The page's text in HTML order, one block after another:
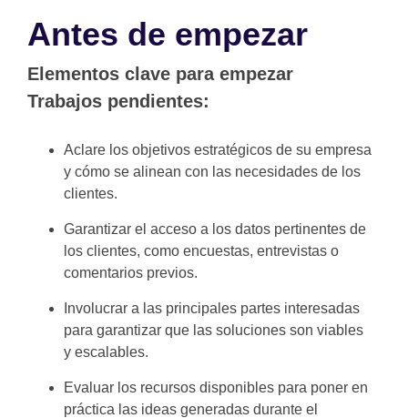
Antes de empezar
Elementos clave para empezar
Trabajos pendientes:
Aclare los objetivos estratégicos de su empresa
y cómo se alinean con las necesidades de los
clientes.
Garantizar el acceso a los datos pertinentes de
los clientes, como encuestas, entrevistas o
comentarios previos.
Involucrar a las principales partes interesadas
para garantizar que las soluciones son viables
y escalables.
Evaluar los recursos disponibles para poner en
práctica las ideas generadas durante el